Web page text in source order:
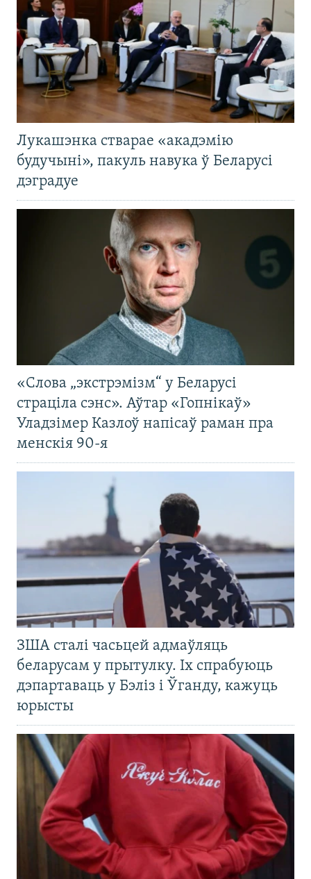
Лукашэнка стварае «акадэмію
будучыні», пакуль навука ў Беларусі
дэградуе
«Слова „экстрэмізм“ у Беларусі
страціла сэнс». Аўтар «Гопнікаў»
Уладзімер Казлоў напісаў раман пра
менскія 90-я
ЗША сталі часьцей адмаўляць
беларусам у прытулку. Іх спрабуюць
дэпартаваць у Бэліз і Ўганду, кажуць
юрысты